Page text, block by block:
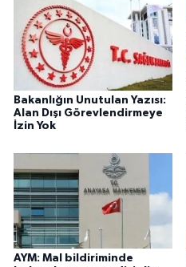
Bakanlığın Unutulan Yazısı:
Alan Dışı Görevlendirmeye
İzin Yok
AYM: Mal bildiriminde